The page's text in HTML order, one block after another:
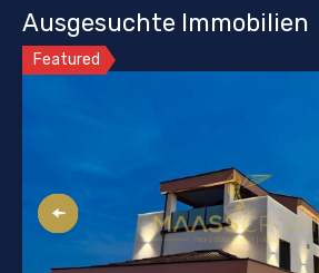
Ausgesuchte Immobilien
Featured